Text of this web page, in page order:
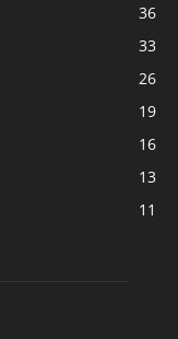
36
33
26
19
16
13
11